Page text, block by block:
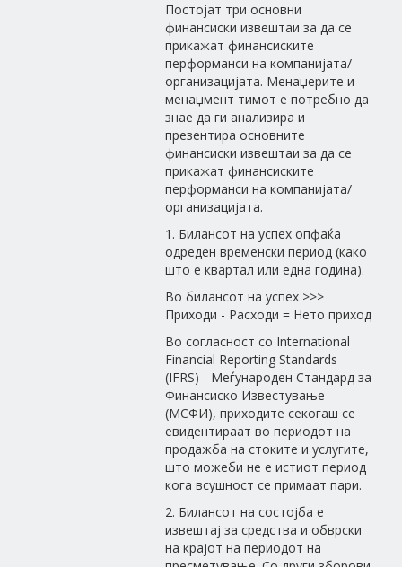
Постојат три основни
финансиски извештаи за да се
прикажат финансиските
перформанси на компанијата/
организацијата. Менаџерите и
менаџмент тимот е потребно да
знае да ги анализира и
презентира основните
финансиски извештаи за да се
прикажат финансиските
перформанси на компанијата/
организацијата.
1. Билансот на успех опфаќа
одреден временски период (како
што е квартал или една година).
Во билансот на успех >>>
Приходи - Расходи = Нето приход
Во согласност со International
Financial Reporting Standards
(IFRS) - Меѓународен Стандард за
Финансиско Известување
(МСФИ), приходите секогаш се
евидентираат во периодот на
продажба на стоките и услугите,
што можеби не е истиот период
кога всушност се примаат пари.
2. Билансот на состојба е
извештај за средства и обврски
на крајот на периодот на